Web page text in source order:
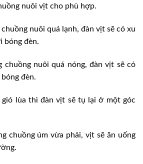
nuôi vịt cho phù hợp.
nuôi quá lạnh, đàn vịt sẽ có xu
bóng đèn.
chuồng nuôi quá nóng, đàn vịt sẽ có
đèn.
gió lùa thì đàn vịt sẽ tụ lại ở một góc
chuồng úm vừa phải, vịt sẽ ăn uống